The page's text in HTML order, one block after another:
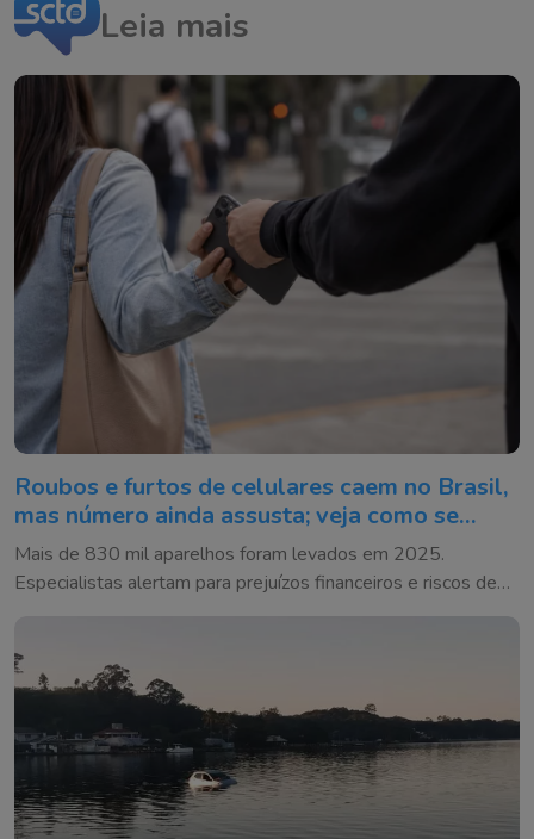
Leia mais
Roubos e furtos de celulares caem no Brasil,
mas número ainda assusta; veja como se
proteger
Mais de 830 mil aparelhos foram levados em 2025.
Especialistas alertam para prejuízos financeiros e riscos de